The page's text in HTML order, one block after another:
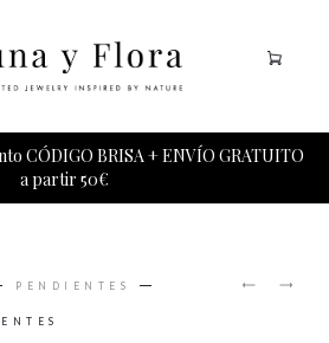
CÓDIGO BRISA + ENVÍO GRATUITO
a partir 50€
PENDIENTES